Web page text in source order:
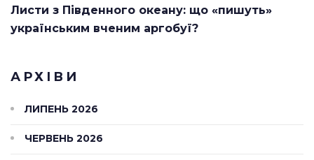
Листи з Південного океану: що «пишуть»
українським вченим аргобуї?
АРХІВИ
ЛИПЕНЬ 2026
ЧЕРВЕНЬ 2026